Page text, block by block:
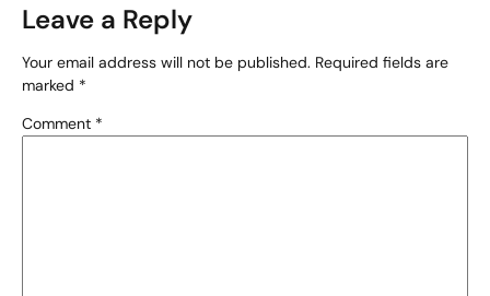
Leave a Reply
Your email address will not be published. Required fields are
marked *
Comment *